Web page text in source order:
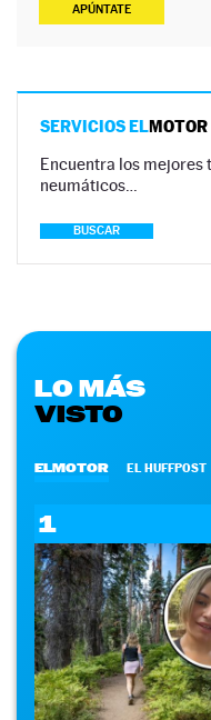
APÚNTATE
SERVICIOS ELMOTOR
Encuentra los mejores
neumáticos…
BUSCAR
LO MÁS
VISTO
ELMOTOR EL HUFFPOST
1